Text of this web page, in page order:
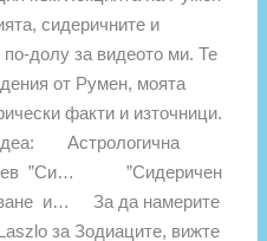
сидеричните и
по-долу за видеото ми. Те
от Румен, моята
факти и източници.
Астрологична
”Си… ”Сидеричен
и… За да намерите
за Зодиаците, вижте